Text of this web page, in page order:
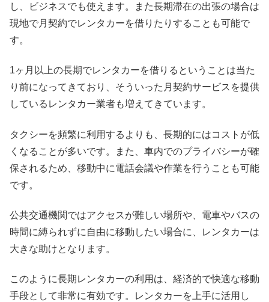
し、ビジネスでも使えます。また長期滞在の出張の場合は
現地で月契約でレンタカーを借りたりすることも可能で
す。
1ヶ月以上の長期でレンタカーを借りるということは当た
り前になってきており、そういった月契約サービスを提供
しているレンタカー業者も増えてきています。
タクシーを頻繁に利用するよりも、長期的にはコストが低
くなることが多いです。また、車内でのプライバシーが確
保されるため、移動中に電話会議や作業を行うことも可能
です。
公共交通機関ではアクセスが難しい場所や、電車やバスの
時間に縛られずに自由に移動したい場合に、レンタカーは
大きな助けとなります。
このように長期レンタカーの利用は、経済的で快適な移動
手段として非常に有効です。レンタカーを上手に活用し